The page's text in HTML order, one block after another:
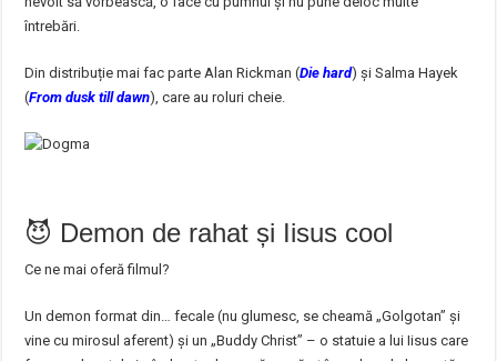
întrebări.
Din distribuție mai fac parte Alan Rickman (Die hard) și Salma Hayek
(From dusk till dawn), care au roluri cheie.
😈 Demon de rahat și Iisus cool
Ce ne mai oferă filmul?
Un demon format din… fecale (nu glumesc, se cheamă „Golgotan” și
vine cu mirosul aferent) și un „Buddy Christ” – o statuie a lui Iisus care